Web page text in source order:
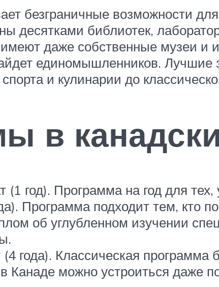
безграничные возможности для
десятками библиотек,
даже собственные музеи и
единомышленников. Лучшие
и кулинарии до
в
год). Программа на год для
Программа подходит тем, кто
об углубленном изучении
года). Классическая
Канаде можно устроиться даже